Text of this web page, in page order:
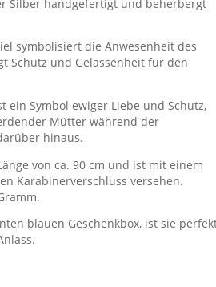
Silber handgefertigt und beherbergt
symbolisiert die Anwesenheit des
Schutz und Gelassenheit für den
ein Symbol ewiger Liebe und Schutz,
Mütter während der
hinaus.
von ca. 90 cm und ist mit einem
Karabinerverschluss versehen.
blauen Geschenkbox, ist sie